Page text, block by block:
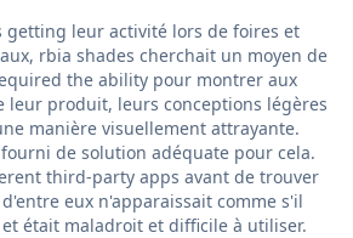
getting leur activité lors de foires et
rbia shades cherchait un moyen de
the ability pour montrer aux
leur produit, leurs conceptions légères
manière visuellement attrayante.
de solution adéquate pour cela.
third-party apps avant de trouver
eux n'apparaissait comme s'il
était maladroit et difficile à utiliser.